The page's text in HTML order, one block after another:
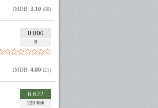
IMDB: 3.10 (88)
0.000
9
IMDB: 4.80 (21)
6.622
223 656